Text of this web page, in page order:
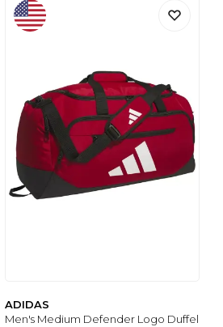
ADIDAS
Men's Medium Defender Logo Duffel